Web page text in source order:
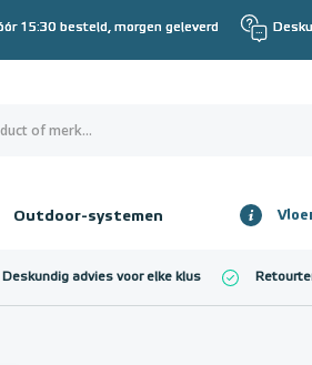
15:30 besteld, morgen geleverd
Outdoor-systemen
€ 0,00
Deskundig advies voor elke klus